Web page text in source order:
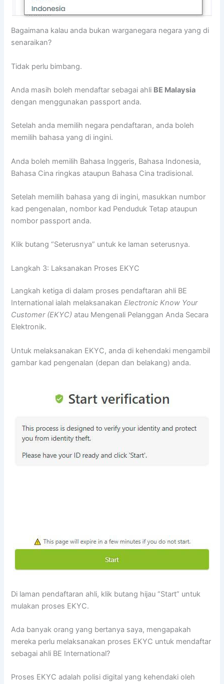
Bagaimana kalau anda bukan warganegara negara yang di
senaraikan?
Tidak perlu bimbang.
Anda masih boleh mendaftar sebagai ahli BE Malaysia
dengan menggunakan passport anda.
Setelah anda memilih negara pendaftaran, anda boleh
memilih bahasa yang di ingini.
Anda boleh memilih Bahasa Inggeris, Bahasa Indonesia,
Bahasa Cina ringkas ataupun Bahasa Cina tradisional.
Setelah memilih bahasa yang di ingini, masukkan numbor
kad pengenalan, nombor kad Penduduk Tetap ataupun
nombor passport anda.
Klik butang “Seterusnya” untuk ke laman seterusnya.
Langkah 3: Laksanakan Proses EKYC
Langkah ketiga di dalam proses pendaftaran ahli BE
International ialah melaksanakanElectronic Know Your
Customer (EKYC) atau Mengenali Pelanggan Anda Secara
Elektronik.
Untuk melaksanakan EKYC, anda di kehendaki mengambil
gambar kad pengenalan (depan dan belakang) anda.
Di laman pendaftaran ahli, klik butang hijau “Start” untuk
mulakan proses EKYC.
Ada banyak orang yang bertanya saya, mengapakah
mereka perlu melaksanakan proses EKYC untuk mendaftar
sebagai ahli BE International?
Proses EKYC adalah polisi digital yang kehendaki oleh